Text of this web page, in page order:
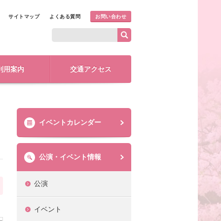
サイトマップ よくある質問 お問い合わせ
用案内 交通アクセス
イベントカレンダー
公演・イベント情報
公演
イベント